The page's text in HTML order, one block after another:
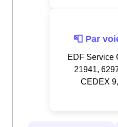
📮 Par
EDF Service
21941,
CEDEX